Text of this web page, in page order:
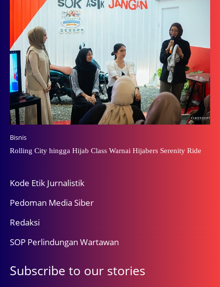
Bisnis
Rolling City hingga Hijab Class Warnai Hijabers Serenity Ride
Kode Etik Jurnalistik
Pedoman Media Siber
Redaksi
SOP Perlindungan Wartawan
Subscribe to our stories